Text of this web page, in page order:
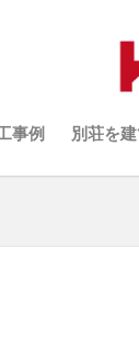
事例 別荘を